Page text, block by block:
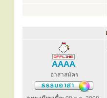
AAAA
อาสาสมัคร